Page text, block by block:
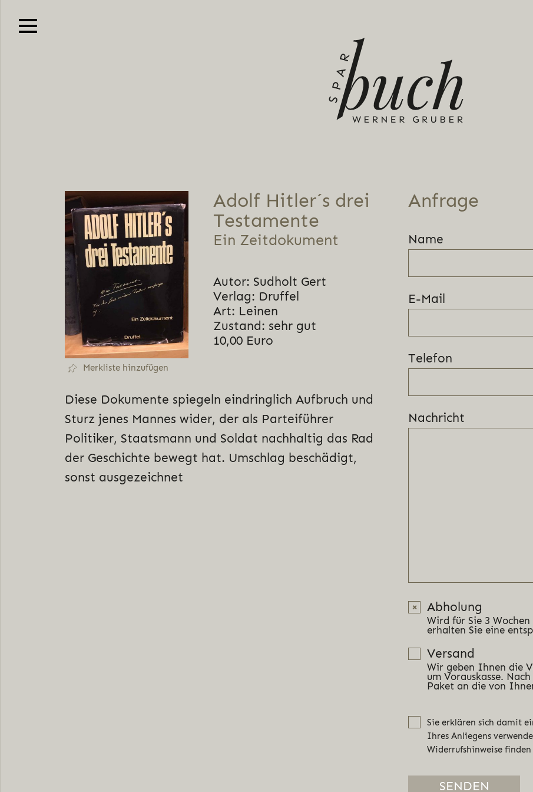
Merkliste hinzufügen
Adolf Hitler´s drei
Testamente
Ein Zeitdokument
Autor: Sudholt Gert
Verlag: Druffel
Art: Leinen
Zustand: sehr gut
10,00 Euro
Diese Dokumente spiegeln eindringlich Aufbruch und
Sturz jenes Mannes wider, der als Parteiführer
Politiker, Staatsmann und Soldat nachhaltig das Rad
der Geschichte bewegt hat. Umschlag beschädigt,
sonst ausgezeichnet
Anfrage
Name
E-Mail
Telefon
Nachricht
Abholung
Wird für Sie 3
erhalten Sie eine
Versand
Wir geben Ihnen die
um Vorauskasse.
Paket an die von
Sie erklären sich damit
Ihres Anliegens
Widerrufshinweise finden